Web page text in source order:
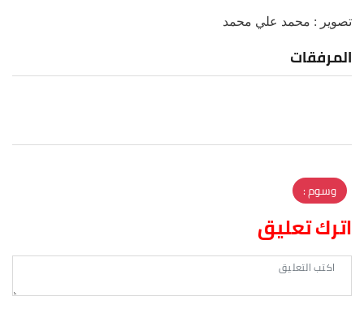
تصوير : محمد علي محمد
المرفقات
وسوم :
اترك تعليق